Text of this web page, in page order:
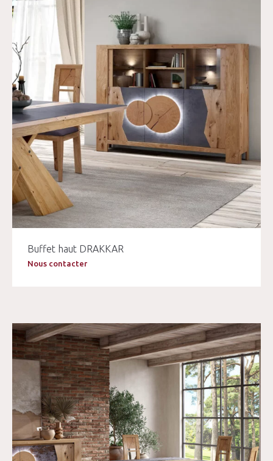
Buffet haut DRAKKAR
Nous contacter